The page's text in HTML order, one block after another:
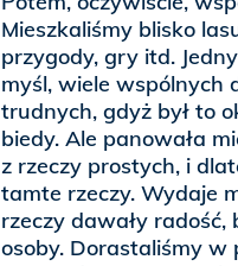
Mieszkaliśmy blisko
przygody, gry itd.
myśl, wiele wspólnych
trudnych, gdyż był to
biedy. Ale panowała
z rzeczy prostych, i
tamte rzeczy. Wydaje
rzeczy dawały
osoby. Dorastaliśmy w